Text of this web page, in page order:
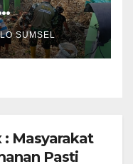
SUMSEL
: Masyarakat
Pasti